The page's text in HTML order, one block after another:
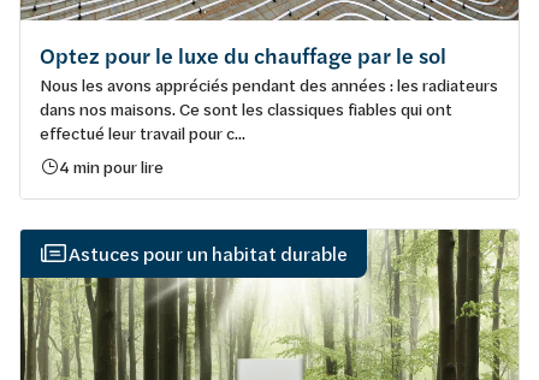
Optez pour le luxe du chauffage par le sol
Nous les avons appréciés pendant des années : les radiateurs
dans nos maisons. Ce sont les classiques fiables qui ont
effectué leur travail pour c...
4 min pour lire
Astuces pour un habitat durable